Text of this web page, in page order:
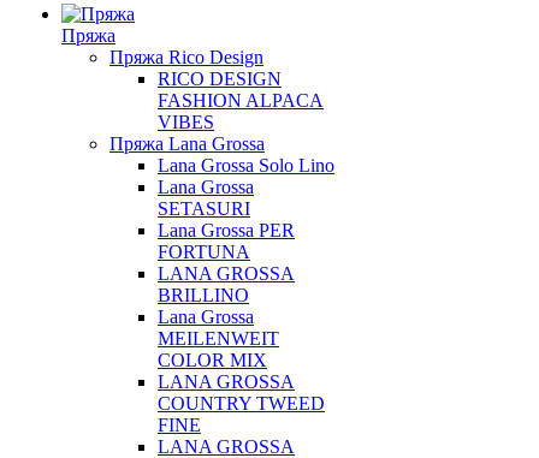
Пряжа
Пряжа Rico Design
RICO DESIGN
FASHION ALPACA
VIBES
Пряжа Lana Grossa
Lana Grossa Solo Lino
Lana Grossa
SETASURI
Lana Grossa PER
FORTUNA
LANA GROSSA
BRILLINO
Lana Grossa
MEILENWEIT
COLOR MIX
LANA GROSSA
COUNTRY TWEED
FINE
LANA GROSSA